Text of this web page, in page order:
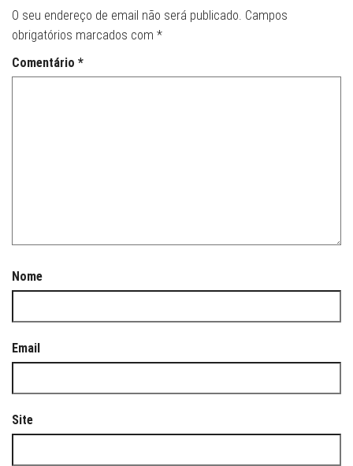
O seu endereço de email não será publicado. Campos
obrigatórios marcados com *
Comentário *
Nome
Email
Site